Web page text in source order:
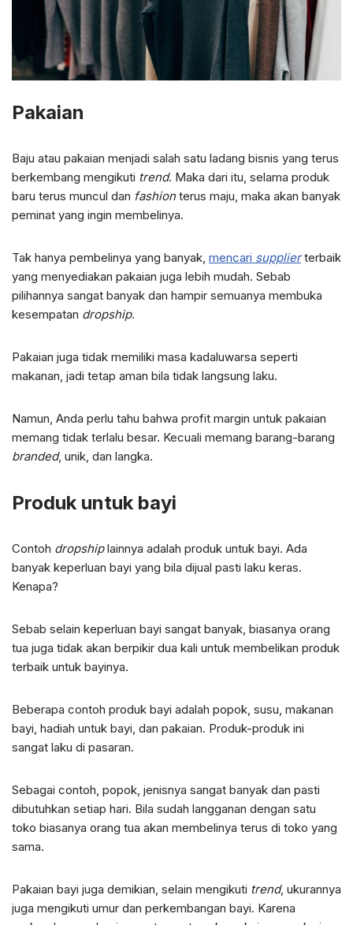
Pakaian
Baju atau pakaian menjadi salah satu ladang bisnis yang terus
berkembang mengikuti trend. Maka dari itu, selama produk
baru terus muncul dan fashionterus maju, maka akan banyak
peminat yang ingin membelinya.
Tak hanya pembelinya yang banyak, mencari supplierterbaik
yang menyediakan pakaian juga lebih mudah. Sebab
pilihannya sangat banyak dan hampir semuanya membuka
kesempatan dropship.
Pakaian juga tidak memiliki masa kadaluwarsa seperti
makanan, jadi tetap aman bila tidak langsung laku.
Namun, Anda perlu tahu bahwa profit margin untuk pakaian
memang tidak terlalu besar. Kecuali memang barang-barang
branded, unik, dan langka.
Produk untuk bayi
Contoh dropshiplainnya adalah produk untuk bayi. Ada
banyak keperluan bayi yang bila dijual pasti laku keras.
Kenapa?
Sebab selain keperluan bayi sangat banyak, biasanya orang
tua juga tidak akan berpikir dua kali untuk membelikan produk
terbaik untuk bayinya.
Beberapa contoh produk bayi adalah popok, susu, makanan
bayi, hadiah untuk bayi, dan pakaian. Produk-produk ini
sangat laku di pasaran.
Sebagai contoh, popok, jenisnya sangat banyak dan pasti
dibutuhkan setiap hari. Bila sudah langganan dengan satu
toko biasanya orang tua akan membelinya terus di toko yang
sama.
Pakaian bayi juga demikian, selain mengikuti trend, ukurannya
juga mengikuti umur dan perkembangan bayi. Karena